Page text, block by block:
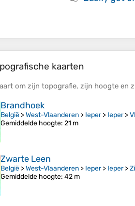
kaarten
om zijn topografie, zijn hoogte en
Brandhoek
België >West-Vlaanderen > Ieper> Ieper>
Gemiddelde hoogte: 21 m
Zwarte Leen
België >West-Vlaanderen > Ieper> Ieper>
Gemiddelde hoogte: 42 m